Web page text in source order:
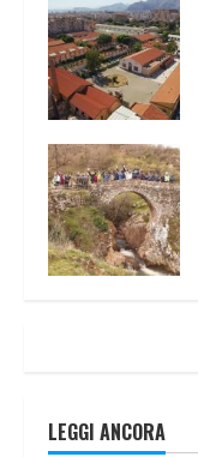
LEGGI ANCORA